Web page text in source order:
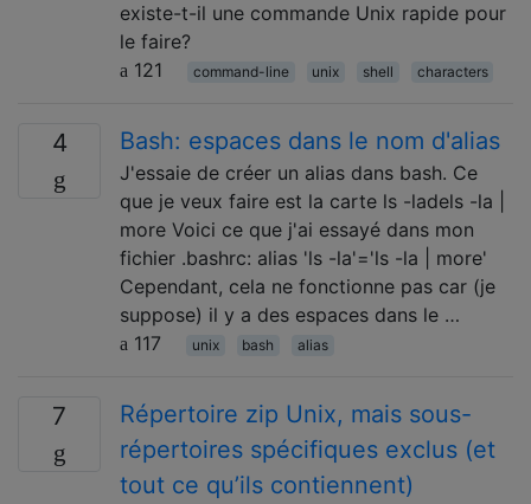
existe-t-il une commande Unix rapide pour
le faire?
121
command-line unix shell characters
4 Bash: espaces dans le nom d'alias
J'essaie de créer un alias dans bash. Ce
que je veux faire est la carte ls -ladels -la |
more Voici ce que j'ai essayé dans mon
fichier .bashrc: alias 'ls -la'='ls -la | more'
Cependant, cela ne fonctionne pas car (je
suppose) il y a des espaces dans le …
117
unix bash alias
7
Répertoire zip Unix, mais sous-
répertoires spécifiques exclus (et
tout ce qu’ils contiennent)